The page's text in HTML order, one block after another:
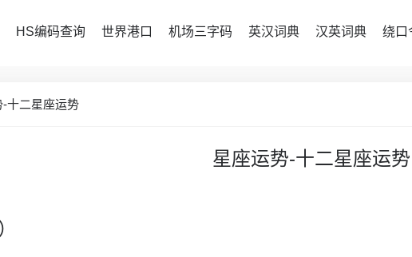
HS编码查询 世界港口 机场三字码 英汉词典 汉英词典 绕口
-十二星座运势
星座运势-十二星座运势